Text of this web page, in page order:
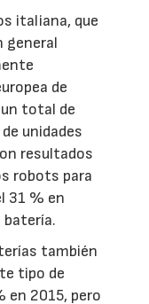
italiana, que
general
de
total de
unidades
resultados
robots para
31 % en
también
tipo de
en 2015, pero